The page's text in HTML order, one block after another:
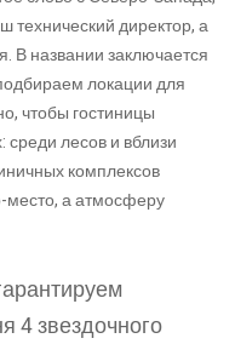
директор, а
В названии заключается
локации для
чтобы гостиницы
лесов и вблизи
комплексов
место, а атмосферу
4 звездочного